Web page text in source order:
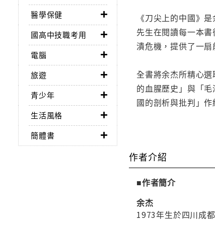
醫學保健
國高中技職考用
電腦
旅遊
青少年
生活風格
簡體書
《刀尖上的中國》
先生在閱讀每一本
潰危機，提供了一扇
全書將余杰所精心
的血腥歷史」與「
國的剖析與批判」
作者介紹
■作者簡介
余杰
1973年生於四川成